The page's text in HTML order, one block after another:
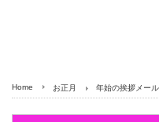
Home お正月 年始の挨拶メー